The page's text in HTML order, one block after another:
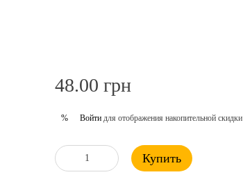
48.00 грн
% Войти для отображения накопительной скидки
Купить